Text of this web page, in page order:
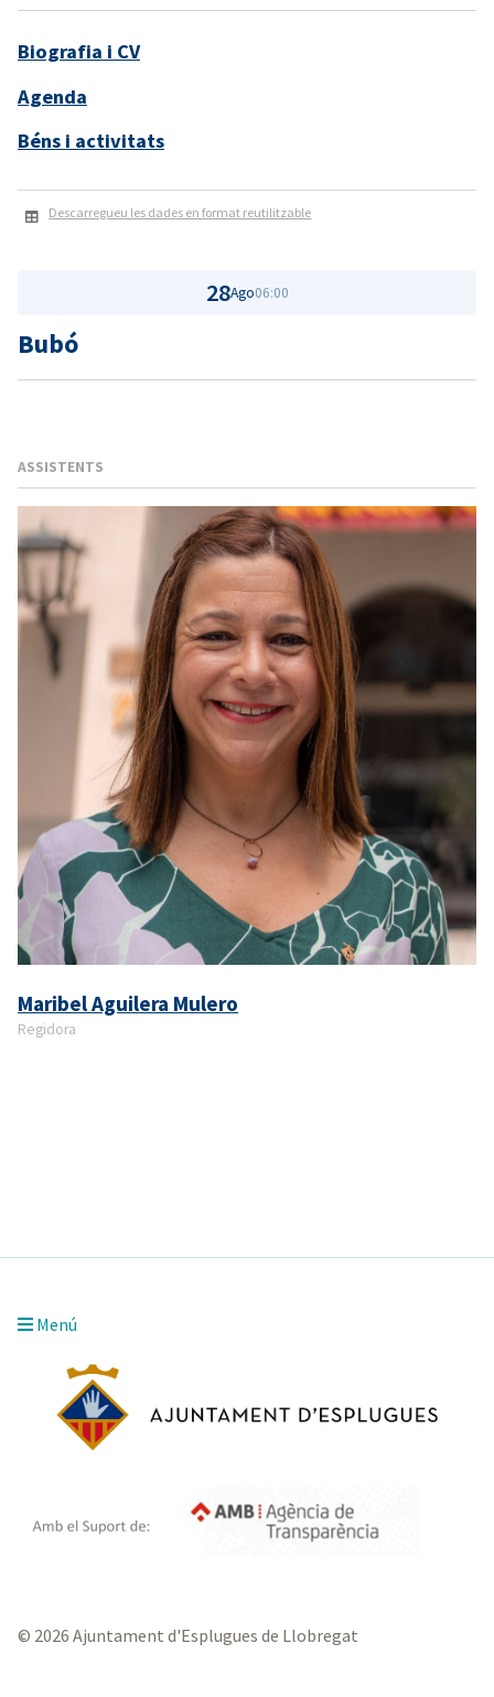
Biografia i CV
Agenda
Béns i activitats
Descarregueu les dades en format reutilitzable
28Ago06:00
Bubó
ASSISTENTS
Maribel Aguilera Mulero
Regidora
Menú
© 2026 Ajuntament d'Esplugues de Llobregat